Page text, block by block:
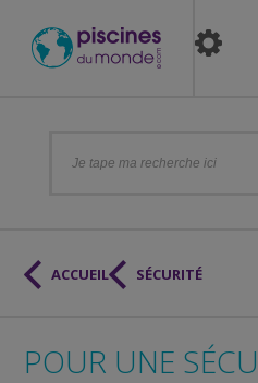
POUR UNE
ACCUEIL SÉCURITÉ